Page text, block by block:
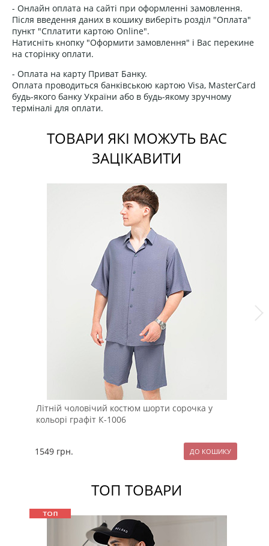
- Онлайн оплата на сайті при оформленні замовлення.
Після введення даних в кошику виберіть розділ "Оплата"
пункт "Сплатити картою Online".
Натисніть кнопку "Оформити замовлення" і Вас перекине
на сторінку оплати.
- Оплата на карту Приват Банку.
Оплата проводиться банківською картою Visa, MasterCard
будь-якого банку України або в будь-якому зручному
терміналі для оплати.
ТОВАРИ ЯКІ МОЖУТЬ ВАС
ЗАЦІКАВИТИ
Літній чоловічий костюм шорти сорочка у
кольорі графіт К-1006
1549 грн.
ТОП ТОВАРИ